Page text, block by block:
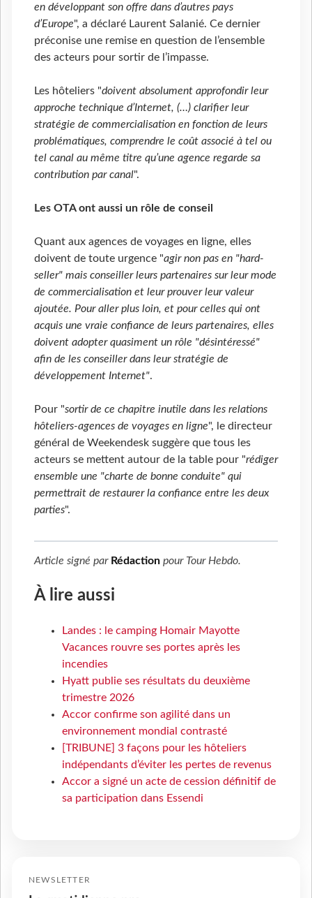
en développant son offre dans d’autres pays
d’Europe", a déclaré Laurent Salanié. Ce dernier
préconise une remise en question de l’ensemble
des acteurs pour sortir de l’impasse.
Les hôteliers "doivent absolument approfondir leur
approche technique d’Internet, (…) clarifier leur
stratégie de commercialisation en fonction de leurs
problématiques, comprendre le coût associé à tel ou
tel canal au même titre qu’une agence regarde sa
contribution par canal".
Les OTA ont aussi un rôle de conseil
Quant aux agences de voyages en ligne, elles
doivent de toute urgence "agir non pas en "hard-
seller" mais conseiller leurs partenaires sur leur mode
de commercialisation et leur prouver leur valeur
ajoutée. Pour aller plus loin, et pour celles qui ont
acquis une vraie confiance de leurs partenaires, elles
doivent adopter quasiment un rôle "désintéressé"
afin de les conseiller dans leur stratégie de
développement Internet".
Pour "sortir de ce chapitre inutile dans les relations
hôteliers-agences de voyages en ligne", le directeur
général de Weekendesk suggère que tous les
acteurs se mettent autour de la table pour "rédiger
ensemble une "charte de bonne conduite" qui
permettrait de restaurer la confiance entre les deux
parties".
Article signé par Rédaction pour Tour Hebdo.
À lire aussi
Landes : le camping Homair Mayotte
Vacances rouvre ses portes après les
incendies
Hyatt publie ses résultats du deuxième
trimestre 2026
Accor confirme son agilité dans un
environnement mondial contrasté
[TRIBUNE] 3 façons pour les hôteliers
indépendants d’éviter les pertes de revenus
Accor a signé un acte de cession définitif de
sa participation dans Essendi
NEWSLETTER